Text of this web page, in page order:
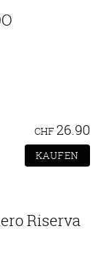
CHF 26.90
Riserva